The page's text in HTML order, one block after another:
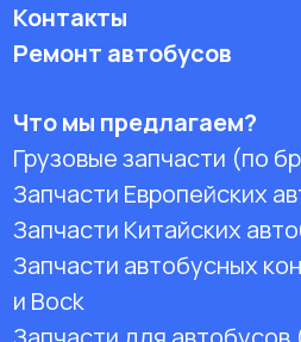
Контакты
Ремонт автобусов
Что мы предлагаем?
Грузовые запчасти (по
Запчасти Европейских
Запчасти Китайских
Запчасти автобусных
и Bock